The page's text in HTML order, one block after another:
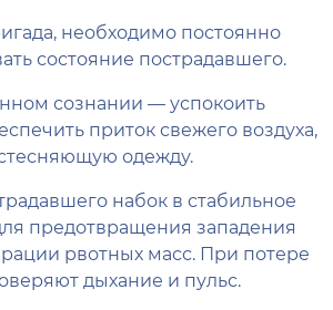
необходимо постоянно
состояние пострадавшего.
сознании — успокоить
приток свежего воздуха,
стесняющую одежду.
набок в стабильное
предотвращения западения
рвотных масс. При потере
дыхание и пульс.